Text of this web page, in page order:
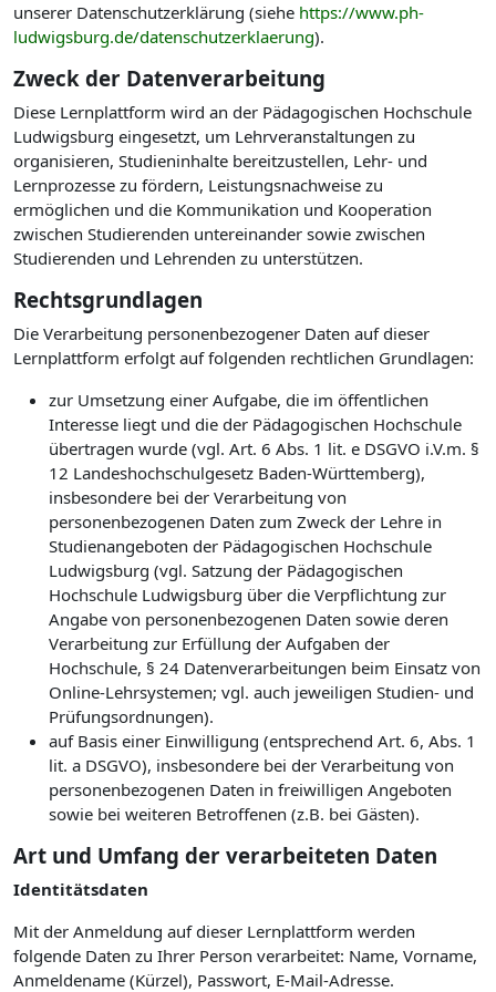
unserer Datenschutzerklärung (siehe https://www.ph-
ludwigsburg.de/datenschutzerklaerung).
Zweck der Datenverarbeitung
Diese Lernplattform wird an der Pädagogischen Hochschule
Ludwigsburg eingesetzt, um Lehrveranstaltungen zu
organisieren, Studieninhalte bereitzustellen, Lehr- und
Lernprozesse zu fördern, Leistungsnachweise zu
ermöglichen und die Kommunikation und Kooperation
zwischen Studierenden untereinander sowie zwischen
Studierenden und Lehrenden zu unterstützen.
Rechtsgrundlagen
Die Verarbeitung personenbezogener Daten auf dieser
Lernplattform erfolgt auf folgenden rechtlichen Grundlagen:
zur Umsetzung einer Aufgabe, die im öffentlichen
Interesse liegt und die der Pädagogischen Hochschule
übertragen wurde (vgl. Art. 6 Abs. 1 lit. e DSGVO i.V.m. §
12 Landeshochschulgesetz Baden-Württemberg),
insbesondere bei der Verarbeitung von
personenbezogenen Daten zum Zweck der Lehre in
Studienangeboten der Pädagogischen Hochschule
Ludwigsburg (vgl. Satzung der Pädagogischen
Hochschule Ludwigsburg über die Verpflichtung zur
Angabe von personenbezogenen Daten sowie deren
Verarbeitung zur Erfüllung der Aufgaben der
Hochschule, § 24 Datenverarbeitungen beim Einsatz von
Online-Lehrsystemen; vgl. auch jeweiligen Studien- und
Prüfungsordnungen).
auf Basis einer Einwilligung (entsprechend Art. 6, Abs. 1
lit. a DSGVO), insbesondere bei der Verarbeitung von
personenbezogenen Daten in freiwilligen Angeboten
sowie bei weiteren Betroffenen (z.B. bei Gästen).
Art und Umfang der verarbeiteten Daten
Identitätsdaten
Mit der Anmeldung auf dieser Lernplattform werden
folgende Daten zu Ihrer Person verarbeitet: Name, Vorname,
Anmeldename (Kürzel), Passwort, E-Mail-Adresse.